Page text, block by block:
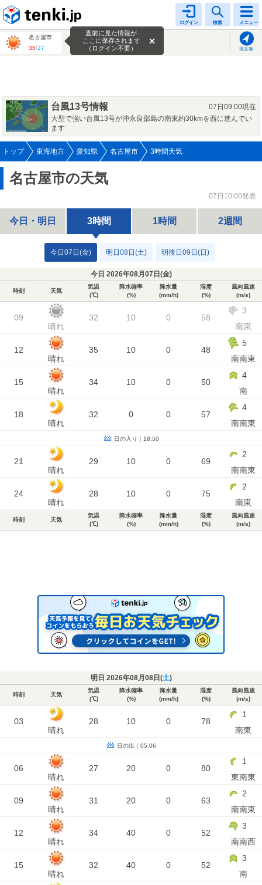
ログイン 検索 メニュー
名古屋市
35/27 現在地
直前に見た情報が
ここに保存されます
（ログイン不要）
台風13号情報
07日09:00現在
大型で強い台風13号が沖永良部島の南東約30kmを西に進んでい
ます
トップ 東海地方 愛知県 名古屋市 3時間天気
名古屋市の天気
07日10:00発表
今日・明日 3時間 1時間 2週間
今日07日(金) 明日08日(土) 明後日09日(日)
今日 2026年08月07日(金)
時刻 天気
気温
(℃)
降水確率
(%)
降水量
(mm/h)
湿度
(%)
風向風速
(m/s)
09
晴れ
32 10 0 58
3
南東
12
晴れ
35 10 0 48
5
南南東
15
晴れ
34 10 0 50
4
南
18
晴れ
32 0 0 57
4
南南東
日の入り｜18:50
21
晴れ
29 10 0 69
2
南南東
24
晴れ
28 10 0 75
2
南東
時刻 天気
気温
(℃)
降水確率
(%)
降水量
(mm/h)
湿度
(%)
風向風速
(m/s)
明日 2026年08月08日(土)
時刻 天気
気温
(℃)
降水確率
(%)
降水量
(mm/h)
湿度
(%)
風向風速
(m/s)
03
晴れ
28 10 0 78
1
南東
日の出｜05:06
06
晴れ
27 20 0 80
1
東南東
09
晴れ
31 20 0 63
2
南南東
12
晴れ
34 40 0 52
3
南南西
15
晴れ
32 40 0 52
3
南